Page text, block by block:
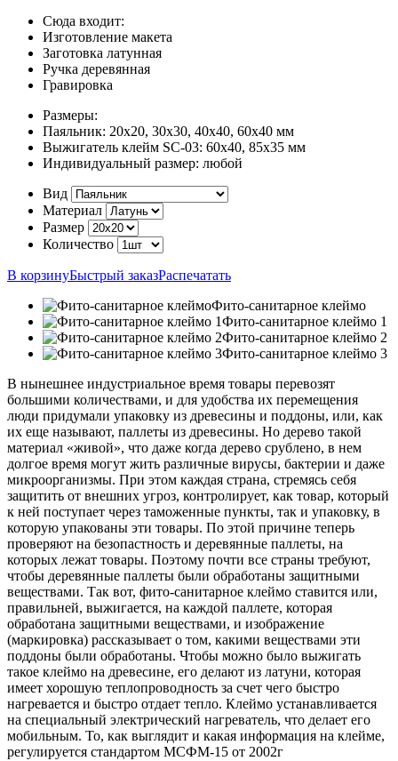
Сюда входит:
Изготовление макета
Заготовка латунная
Ручка деревянная
Гравировка
Размеры:
Паяльник: 20х20, 30х30, 40х40, 60х40 мм
Выжигатель клейм SC-03: 60х40, 85х35 мм
Индивидуальный размер: любой
Вид
Материал
Размер
Количество
В корзинуБыстрый заказРаспечатать
Фито-санитарное клеймо
Фито-санитарное клеймо 1
Фито-санитарное клеймо 2
Фито-санитарное клеймо 3
В нынешнее индустриальное время товары перевозят
большими количествами, и для удобства их перемещения
люди придумали упаковку из древесины и поддоны, или, как
их еще называют, паллеты из древесины. Но дерево такой
материал «живой», что даже когда дерево срублено, в нем
долгое время могут жить различные вирусы, бактерии и даже
микроорганизмы. При этом каждая страна, стремясь себя
защитить от внешних угроз, контролирует, как товар, который
к ней поступает через таможенные пункты, так и упаковку, в
которую упакованы эти товары. По этой причине теперь
проверяют на безопастность и деревянные паллеты, на
которых лежат товары. Поэтому почти все страны требуют,
чтобы деревянные паллеты были обработаны защитными
веществами. Так вот, фито-санитарное клеймо ставится или,
правильней, выжигается, на каждой паллете, которая
обработана защитными веществами, и изображение
(маркировка) рассказывает о том, какими веществами эти
поддоны были обработаны. Чтобы можно было выжигать
такое клеймо на древесине, его делают из латуни, которая
имеет хорошую теплопроводность за счет чего быстро
нагревается и быстро отдает тепло. Клеймо устанавливается
на специальный электрический нагреватель, что делает его
мобильным. То, как выглядит и какая информация на клейме,
регулируется стандартом МСФМ-15 от 2002г